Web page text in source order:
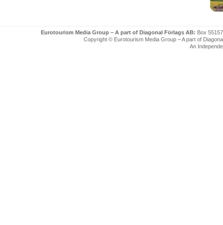
Eurotourism Media Group – A part of Diagonal Förlags AB: Box
Copyright © Eurotourism Media Group – A part of
An